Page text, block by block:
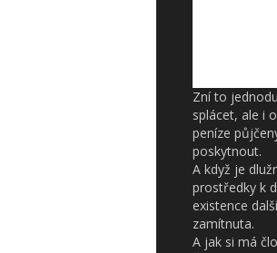
Zní to
splácet, ale i
peníze
poskytnout.
A když je
prostředky k
existence
zamítnuta.
A jak si má